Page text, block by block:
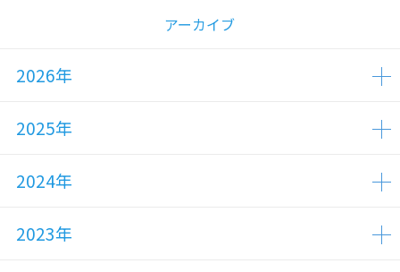
アーカイブ
2026年
2025年
2024年
2023年